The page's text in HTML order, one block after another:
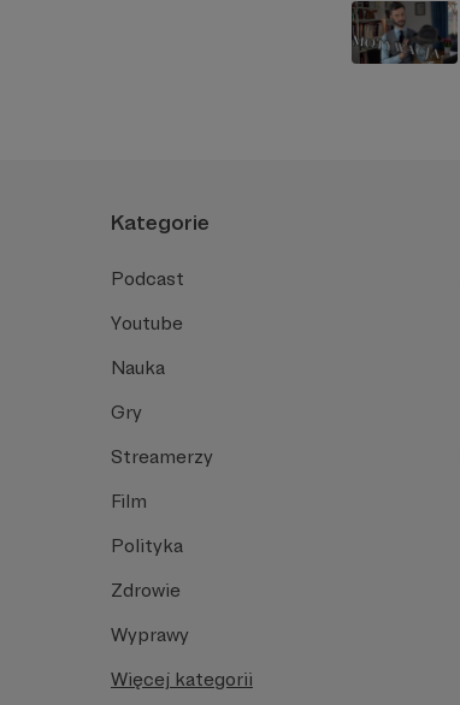
Kategorie
Podcast
Youtube
Nauka
Gry
Streamerzy
Film
Polityka
Zdrowie
Wyprawy
Więcej kategorii